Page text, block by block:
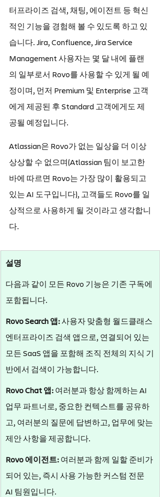
터프라이즈 검색, 채팅, 에이전트 등 혁신
적인 기능을 경험해 볼 수 있도록 하고 있
습니다. Jira, Confluence, Jira Service
Management 사용자는 몇 달 내에 플랜
의 일부로서 Rovo를 사용할 수 있게 될 예
정이며, 먼저 Premium 및 Enterprise 고객
에게 제공된 후 Standard 고객에게도 제
공될 예정입니다.
Atlassian은 Rovo가 없는 일상을 더 이상
상상할 수 없으며(Atlassian 팀이 보고한
바에 따르면 Rovo는 가장 많이 활용되고
있는 AI 도구입니다), 고객들도 Rovo를 일
상적으로 사용하게 될 것이라고 생각합니
다.
설명
다음과 같이 모든 Rovo 기능은 기존 구독에
포함됩니다.
Rovo Search 앱: 사용자 맞춤형 월드클래스
엔터프라이즈 검색 앱으로, 연결되어 있는
모든 SaaS 앱을 포함해 조직 전체의 지식 기
반에서 검색이 가능합니다.
Rovo Chat 앱: 여러분과 항상 함께하는 AI
업무 파트너로, 중요한 컨텍스트를 공유하
고, 여러분의 질문에 답변하고, 업무에 맞는
제안 사항을 제공합니다.
Rovo 에이전트: 여러분과 함께 일할 준비가
되어 있는, 즉시 사용 가능한 커스텀 전문
AI 팀원입니다.